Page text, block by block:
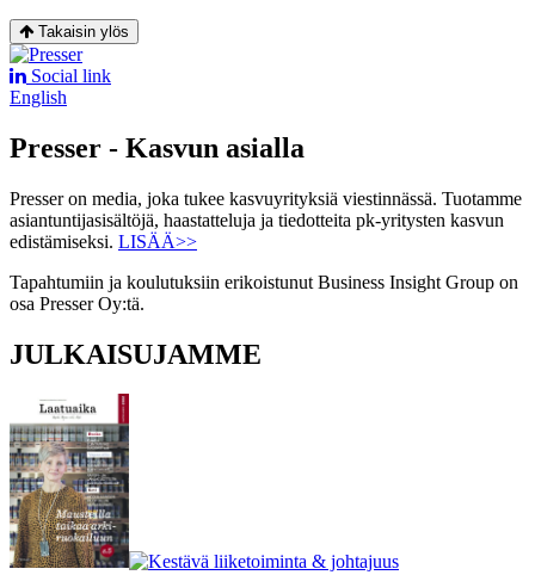
Takaisin ylös
Social link
English
Presser - Kasvun asialla
Presser on media, joka tukee kasvuyrityksiä viestinnässä. Tuotamme
asiantuntijasisältöjä, haastatteluja ja tiedotteita pk-yritysten kasvun
edistämiseksi. LISÄÄ>>
Tapahtumiin ja koulutuksiin erikoistunut Business Insight Group on
osa Presser Oy:tä.
JULKAISUJAMME